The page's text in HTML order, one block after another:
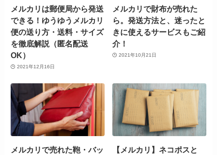
メルカリは郵便局から発送
できる！ゆうゆうメルカリ
便の送り方・送料・サイズ
を徹底解説（匿名配送
OK）
2021年12月16日
メルカリで財布が売れた
ら。発送方法と、迷ったと
きに使えるサービスもご紹
介！
2021年10月21日
メルカリで売れた鞄・バッ
【メルカリ】ネコポスと